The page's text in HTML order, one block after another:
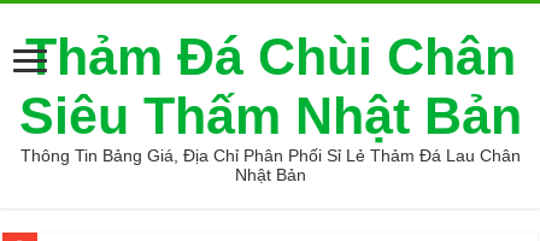
Thảm Đá Chùi Chân
Siêu Thấm Nhật Bản
Thông Tin Bảng Giá, Địa Chỉ Phân Phối Sỉ Lẻ Thảm Đá Lau Chân
Nhật Bản